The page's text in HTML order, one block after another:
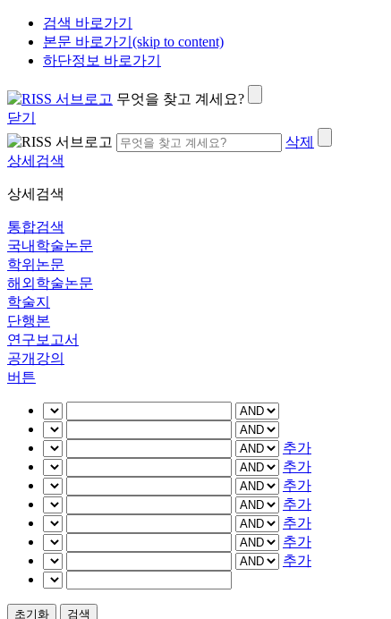
검색 바로가기
본문 바로가기(skip to content)
하단정보 바로가기
무엇을 찾고 계세요?
닫기
삭제
상세검색
상세검색
통합검색
국내학술논문
학위논문
해외학술논문
학술지
단행본
연구보고서
공개강의
버튼
추가
추가
추가
추가
추가
추가
추가